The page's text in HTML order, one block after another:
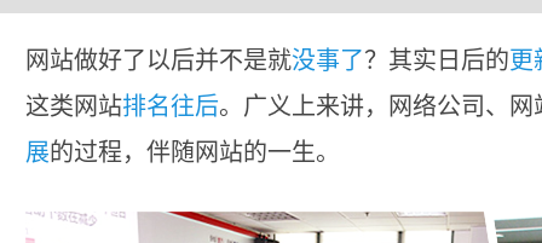
网站做好了以后并不是就没事了？其实日后的更
这类网站排名往后。广义上来讲，网络公司、
展的过程，伴随网站的一生。